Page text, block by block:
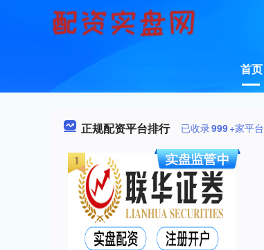
首页
正规配资平台排行 已收录999+家平台